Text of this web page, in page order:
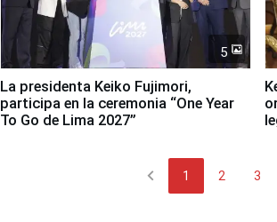
5
La presidenta Keiko Fujimori,
participa en la ceremonia “One Year
To Go de Lima 2027”
chevron_left 1 2 3